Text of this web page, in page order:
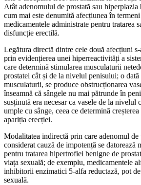
Atât adenomulul de prostată sau hiperplazia
cum mai este denumită afecțiunea în
medicamentele administrate pentru tratarea
disfuncție erectilă.
Legătura directă dintre cele două afecțiuni
prin evidențierea unei hiperreactivități a
care determină stimularea musculaturii
prostatei cât și de la nivelul penisului; o dată
musculaturii, se produce obstrucționarea
înseamnă că sângele nu mai pătrunde în
susținută era necesar ca vasele de la nivelul
umple cu sânge, ceea ce determină
apariția erecției.
Modalitatea indirectă prin care adenomul de
considerat cauză de impotență se datorează
pentru tratarea hipertrofiei benigne de
viața sexuală; de exemplu, medicamentele
inhibitorii enzimatici 5-alfa reductază, pot
sexuală.